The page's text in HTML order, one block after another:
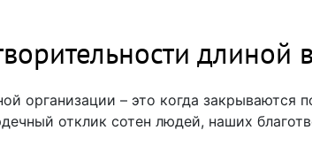
длиной
организации – это когда закрываются
отклик сотен людей, наших